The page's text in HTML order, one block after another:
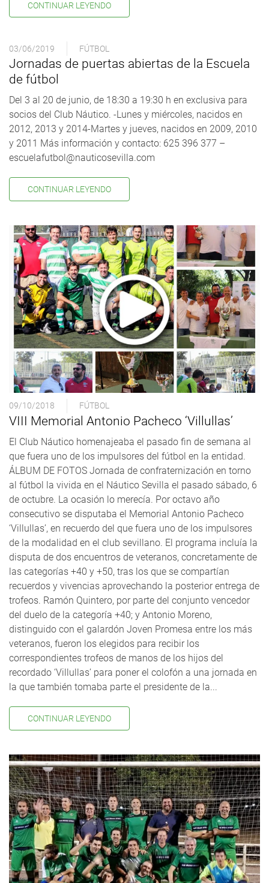
CONTINUAR LEYENDO
03/06/2019 FÚTBOL
Jornadas de puertas abiertas de la Escuela
de fútbol
Del 3 al 20 de junio, de 18:30 a 19:30 h en exclusiva para
socios del Club Náutico. -Lunes y miércoles, nacidos en
2012, 2013 y 2014-Martes y jueves, nacidos en 2009, 2010
y 2011 Más información y contacto: 625 396 377 –
escuelafutbol@nauticosevilla.com
CONTINUAR LEYENDO
09/10/2018 FÚTBOL
VIII Memorial Antonio Pacheco ‘Villullas’
El Club Náutico homenajeaba el pasado fin de semana al
que fuera uno de los impulsores del fútbol en la entidad.
ÁLBUM DE FOTOS Jornada de confraternización en torno
al fútbol la vivida en el Náutico Sevilla el pasado sábado, 6
de octubre. La ocasión lo merecía. Por octavo año
consecutivo se disputaba el Memorial Antonio Pacheco
‘Villullas’, en recuerdo del que fuera uno de los impulsores
de la modalidad en el club sevillano. El programa incluía la
disputa de dos encuentros de veteranos, concretamente de
las categorías +40 y +50, tras los que se compartían
recuerdos y vivencias aprovechando la posterior entrega de
trofeos. Ramón Quintero, por parte del conjunto vencedor
del duelo de la categoría +40; y Antonio Moreno,
distinguido con el galardón Joven Promesa entre los más
veteranos, fueron los elegidos para recibir los
correspondientes trofeos de manos de los hijos del
recordado ‘Villullas’ para poner el colofón a una jornada en
la que también tomaba parte el presidente de la...
CONTINUAR LEYENDO